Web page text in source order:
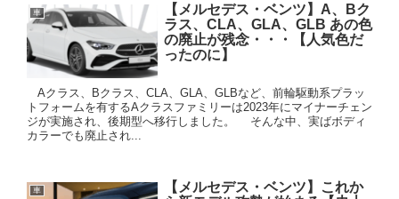
車
【メルセデス・ベンツ】A、Bク
ラス、CLA、GLA、GLB あの色
の廃止が残念・・・【人気色だ
ったのに】
Aクラス、Bクラス、CLA、GLA、GLBなど、前輪駆動系プラッ
トフォームを有するAクラスファミリーは2023年にマイナーチェン
ジが実施され、後期型へ移行しました。 そんな中、実ばボディ
カラーでも廃止され...
車
【メルセデス・ベンツ】これか